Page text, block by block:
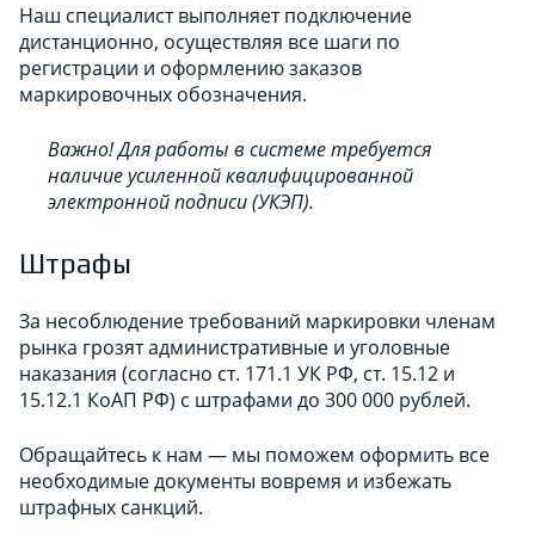
Наш специалист выполняет подключение
дистанционно, осуществляя все шаги по
регистрации и оформлению заказов
маркировочных обозначения.
Важно! Для работы в системе требуется
наличие усиленной квалифицированной
электронной подписи (УКЭП).
Штрафы
За несоблюдение требований маркировки членам
рынка грозят административные и уголовные
наказания (согласно ст. 171.1 УК РФ, ст. 15.12 и
15.12.1 КоАП РФ) с штрафами до 300 000 рублей.
Обращайтесь к нам — мы поможем оформить все
необходимые документы вовремя и избежать
штрафных санкций.